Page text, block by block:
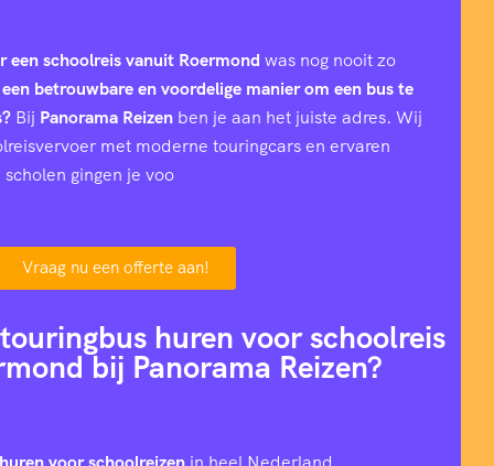
een schoolreis vanuit Roermond was nog nooit zo
betrouwbare en voordelige manier om een bus te
Bij Panorama Reizen ben je aan het juiste adres. Wij
met moderne touringcars en ervaren
gingen je voo
Vraag nu een offerte aan!
huren voor schoolreis
bij Panorama Reizen?